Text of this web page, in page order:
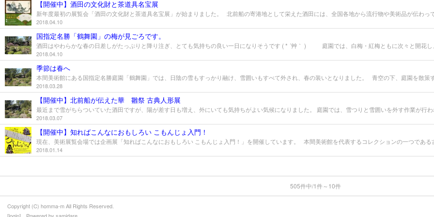
【開催中】酒田の文化財と茶道具名宝展
2018.04.10
国指定名勝「鶴舞園」の梅が見ごろです。
2018.04.10
季節は春へ
2018.03.28
【開催中】北前船が伝えた華 雛祭 古典人形展
2018.03.07
【開催中】知ればこんなにおもしろい こもんじょ入門！
2018.01.14
505件中/1件～10件
Copyright (C) homma-m All Rights Reserved.